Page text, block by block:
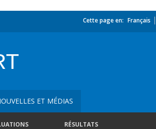
Cette page en: Français
ET MÉDIAS
RÉSULTATS